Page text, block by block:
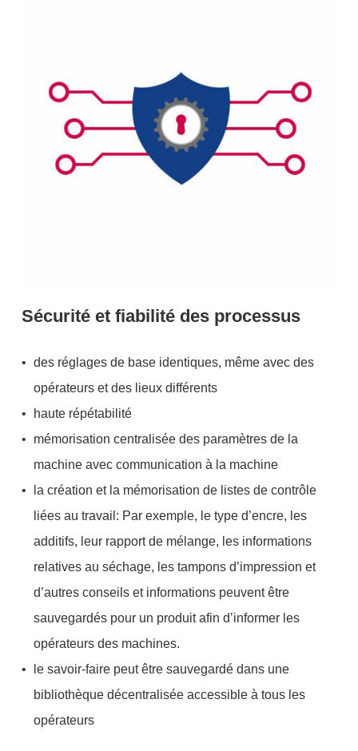
Sécurité et fiabilité des processus
des réglages de base identiques, même avec des
opérateurs et des lieux différents
haute répétabilité
mémorisation centralisée des paramètres de la
machine avec communication à la machine
la création et la mémorisation de listes de contrôle
liées au travail: Par exemple, le type d’encre, les
additifs, leur rapport de mélange, les informations
relatives au séchage, les tampons d’impression et
d’autres conseils et informations peuvent être
sauvegardés pour un produit afin d’informer les
opérateurs des machines.
le savoir-faire peut être sauvegardé dans une
bibliothèque décentralisée accessible à tous les
opérateurs